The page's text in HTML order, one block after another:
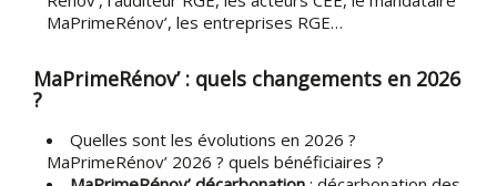
MaPrimeRénov’, les entreprises RGE…
MaPrimeRénov’ : quels changements en 2026
?
Quelles sont les évolutions en 2026 ?
MaPrimeRénov’ 2026 ? quels bénéficiaires ?